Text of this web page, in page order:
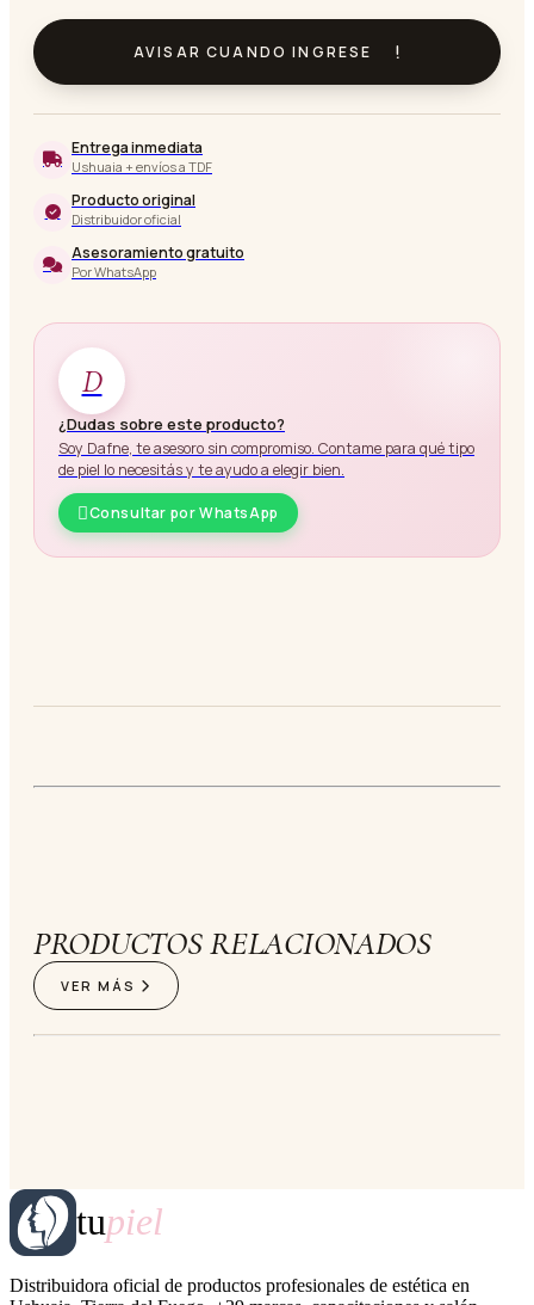
AVISAR CUANDO INGRESE
Entrega inmediata
Ushuaia + envíos a TDF
Producto original
Distribuidor oficial
Asesoramiento gratuito
Por WhatsApp
D
¿Dudas sobre este producto?
Soy Dafne, te asesoro sin compromiso. Contame para qué tipo
de piel lo necesitás y te ayudo a elegir bien.
Consultar por WhatsApp
PRODUCTOS RELACIONADOS
VER MÁS
tupiel
Distribuidora oficial de productos profesionales de estética en